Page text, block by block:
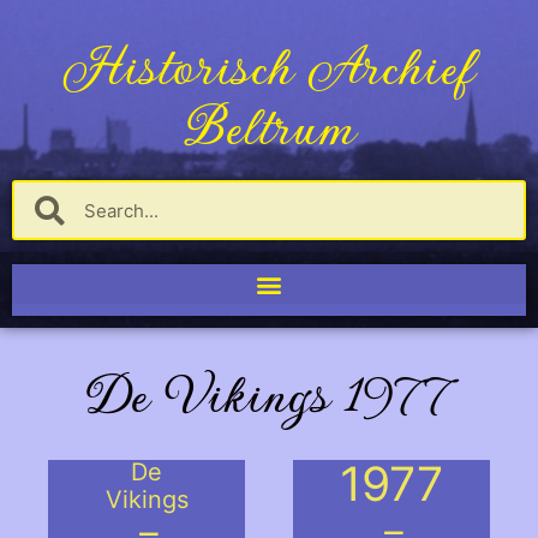
Historisch Archief
Beltrum
De Vikings 1977
De
Vikings
1977